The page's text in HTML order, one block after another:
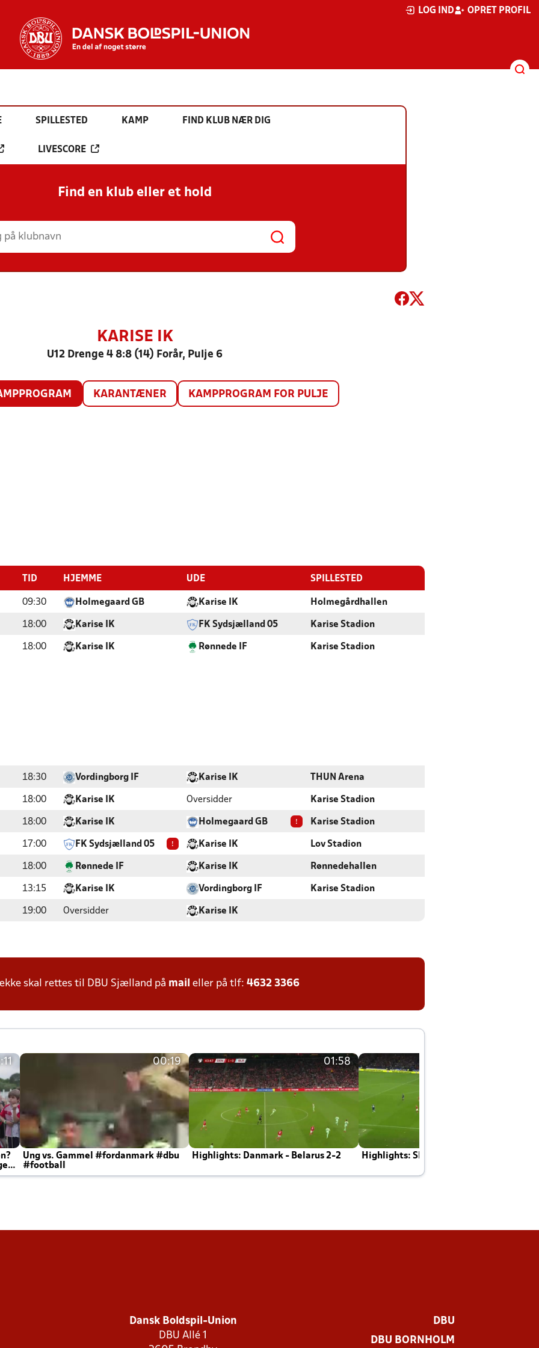
LOG IND OPRET PROFIL
SPILLESTED KAMP FIND KLUB NÆR DIG
LIVESCORE
Find en klub eller et hold
KARISE IK
U12 Drenge 4 8:8 (14) Forår, Pulje 6
KARANTÆNER KAMPPROGRAM FOR PULJE
TID HJEMME UDE SPILLESTED
09:30 Holmegaard GB Karise IK Holmegårdhallen
18:00 Karise IK FK Sydsjælland 05 Karise Stadion
18:00 Karise IK Rønnede IF Karise Stadion
18:30 Vordingborg IF Karise IK THUN Arena
18:00 Karise IK Oversidder Karise Stadion
18:00 Karise IK Holmegaard GB ! Karise Stadion
17:00 FK Sydsjælland 05 ! Karise IK Lov Stadion
18:00 Rønnede IF Karise IK Rønnedehallen
13:15 Karise IK Vordingborg IF Karise Stadion
19:00 Oversidder Karise IK
skal rettes til DBU Sjælland på mail eller på tlf: 4632 3366
00:19
Ung vs. Gammel #fordanmark #dbu
#football
01:58
Highlights: Danmark - Belarus 2-2 Highlights: Skotland - Danmark 4-2
Dansk Boldspil-Union
DBU Allé 1
DBU
DBU BORNHOLM